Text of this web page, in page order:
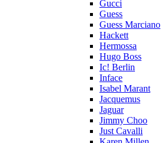
Gucci
Guess
Guess Marciano
Hackett
Hermossa
Hugo Boss
Ic! Berlin
Inface
Isabel Marant
Jacquemus
Jaguar
Jimmy Choo
Just Cavalli